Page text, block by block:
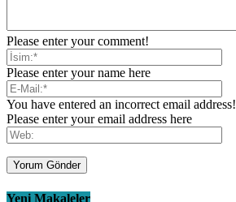
Please enter your comment!
Please enter your name here
You have entered an incorrect email address!
Please enter your email address here
Yeni Makaleler